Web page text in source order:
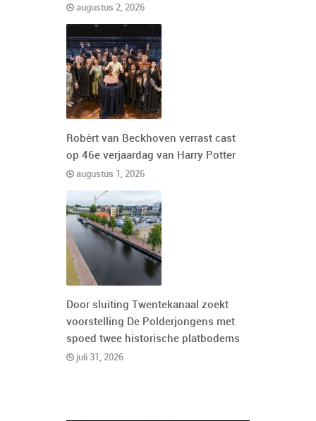
augustus 2, 2026
Robèrt van Beckhoven verrast cast
op 46e verjaardag van Harry Potter
augustus 1, 2026
Door sluiting Twentekanaal zoekt
voorstelling De Polderjongens met
spoed twee historische platbodems
juli 31, 2026